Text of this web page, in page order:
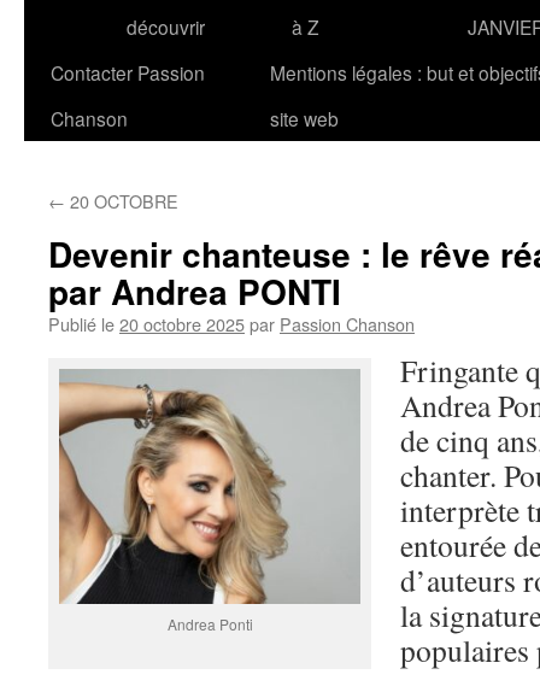
découvrir
à Z
Contacter Passion
Chanson
Mentions légales : but et
site web
← 20 OCTOBRE
Devenir chanteuse : le rêve
par Andrea PONTI
Publié le20 octobre 2025par Passion Chanson
Andrea Ponti
Fringante
Andrea
de cinq
chanter.
interprète
entourée
d’auteurs
la
populaires